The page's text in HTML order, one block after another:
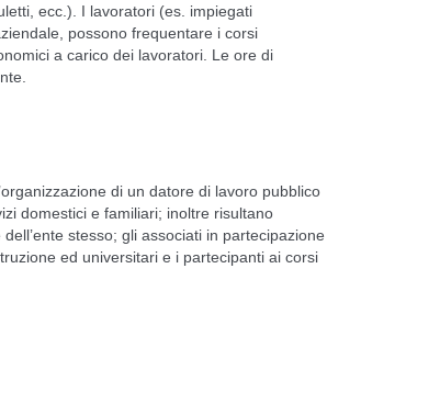
ecc.). I lavoratori (es. impiegati
possono frequentare i corsi
a carico dei lavoratori. Le ore di
di un datore di lavoro pubblico
domestici e familiari; inoltre risultano
stesso; gli associati in partecipazione
ed universitari e i partecipanti ai corsi